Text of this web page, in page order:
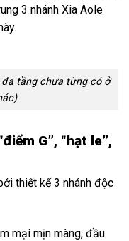
3 nhánh Xia Aole
tầng chưa từng có ở
G”, “hạt le”,
thiết kế 3 nhánh độc
mại mịn màng, đầu